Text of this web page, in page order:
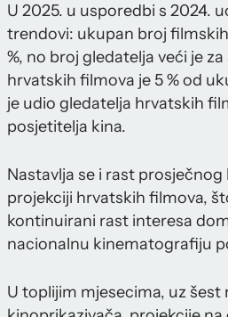
U 2025. u usporedbi s 2024.
trendovi: ukupan broj
%, no broj gledatelja veći je
hrvatskih filmova je 5 % od
je udio gledatelja hrvatskih
posjetitelja kina.
Nastavlja se i rast
projekciji hrvatskih filmova,
kontinuirani rast interesa
nacionalnu kinematografiju
U toplijim mjesecima, uz